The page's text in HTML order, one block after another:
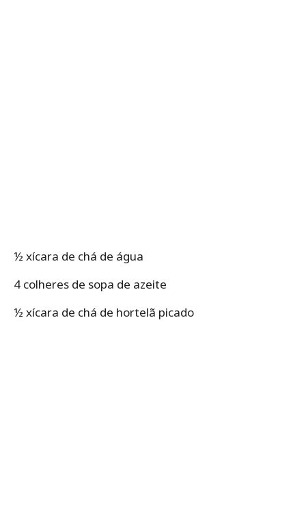
½ xícara de chá de água
4 colheres de sopa de azeite
½ xícara de chá de hortelã picado